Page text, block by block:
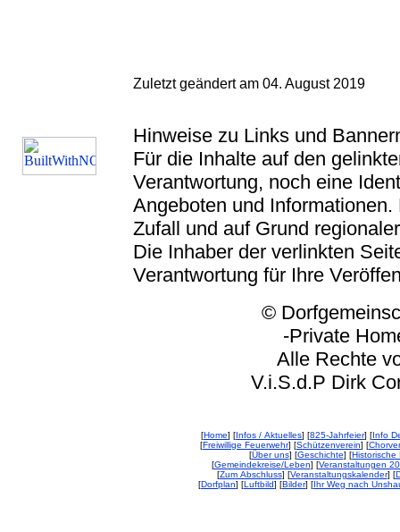
Zuletzt geändert am 04. August 2019
Hinweise zu Links und
Für die Inhalte auf den
Verantwortung, noch eine
Angeboten und
Zufall und auf Grund
Die Inhaber der verlinkten
Verantwortung für Ihre
© Dorfgemeinschaft
-Private
Alle Rechte
V.i.S.d.P Dirk
[Home] [Infos / Aktuelles] [825-Jahrfeier] [Info
[Freiwillige Feuerwehr] [Schützenverein] [
[Über uns] [Geschichte] [Historische
[Gemeindekreise/Leben] [Veranstaltungen
[Zum Abschluss] [Veranstaltungskalender] [
[Dorfplan] [Luftbild] [Bilder] [Ihr Weg nach